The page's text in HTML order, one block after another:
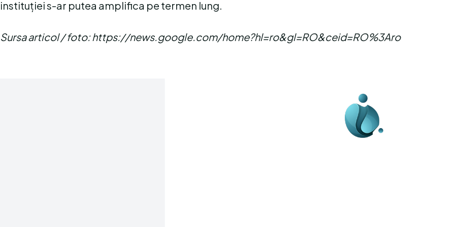
instituției s-ar putea amplifica pe termen lung.
Sursa articol / foto: https://news.google.com/home?hl=ro&gl=RO&ceid=RO%3Aro